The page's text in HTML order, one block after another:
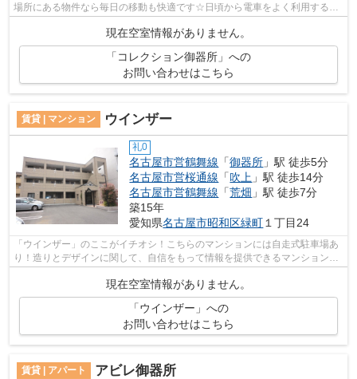
場所にある物件なら毎日の移動も快適です☆日頃から電車をよく利用するな
ら2駅利用可能な物件はいかがでしょうか☆...
現在空室情報がありません。
「コレクション御器所」への
お問い合わせはこちら
賃貸 | マンション ウインザー
礼0
名古屋市営鶴舞線 「御器所 」駅 徒歩5分
名古屋市営桜通線 「吹上 」駅 徒歩14分
名古屋市営鶴舞線 「荒畑 」駅 徒歩7分
築15年
愛知県名古屋市昭和区緑町 １丁目24
「ウインザー」のここがイチオシ！こちらのマンションには自走式駐車場あ
り！造りとデザインに関して、自信をもって情報を提供できるマンションで
現在空室情報がありません。
「ウインザー」への
お問い合わせはこちら
賃貸 | アパート アビレ御器所